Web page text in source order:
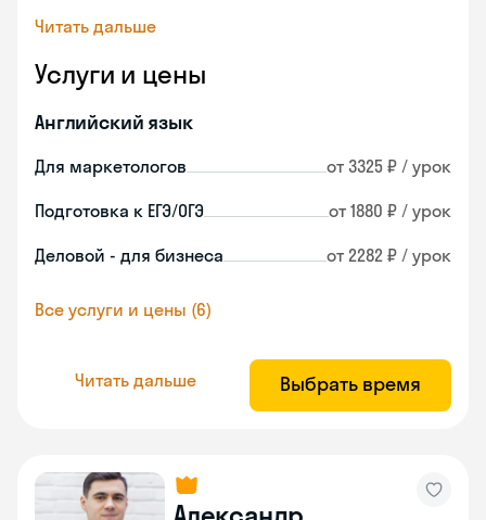
Читать дальше
Услуги и цены
Английский язык
Для маркетологов от 3325 ₽ / урок
Подготовка к ЕГЭ/ОГЭ от 1880 ₽ / урок
Деловой - для бизнеса от 2282 ₽ / урок
Все услуги и цены (6)
Читать дальше Выбрать время